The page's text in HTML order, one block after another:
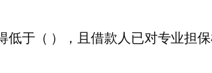
于（ ），且借款人已对专业担